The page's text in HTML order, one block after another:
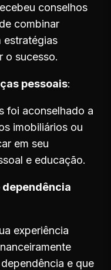
conselhos
combinar
estratégias
o sucesso.
pessoais
foi aconselhado a
imobiliários ou
em seu
e educação.
experiência
e que